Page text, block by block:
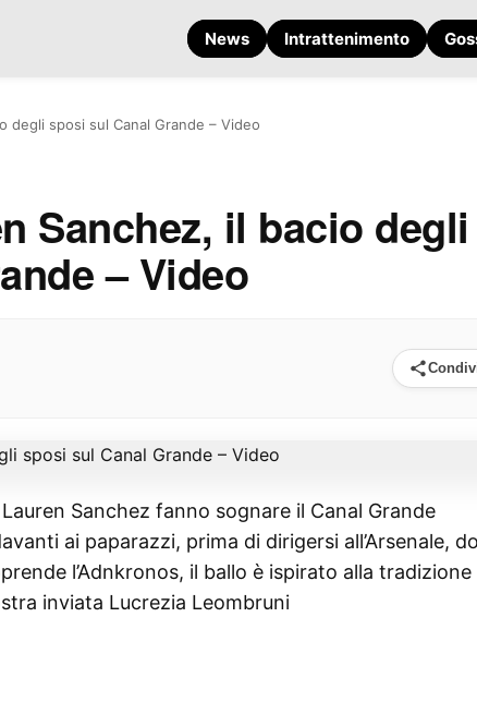
News Intrattenimento
degli sposi sul Canal Grande – Video
Sanchez, il bacio degli
– Video
Sanchez fanno sognare il Canal Grande
ai paparazzi, prima di dirigersi all’Arsenale,
l’Adnkronos, il ballo è ispirato alla tradizione
inviata Lucrezia Leombruni